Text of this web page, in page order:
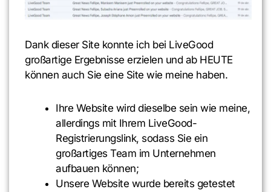
Dank dieser Site konnte ich bei LiveGood
großartige Ergebnisse erzielen und ab HEUTE
können auch Sie eine Site wie meine haben.
Ihre Website wird dieselbe sein wie meine,
allerdings mit Ihrem LiveGood-
Registrierungslink, sodass Sie ein
großartiges Team im Unternehmen
aufbauen können;
Unsere Website wurde bereits getestet